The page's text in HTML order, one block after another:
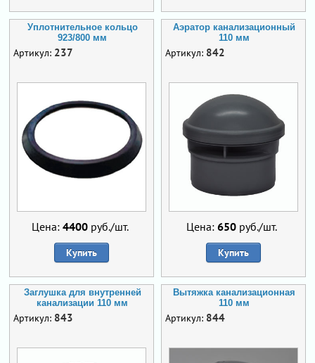
Уплотнительное кольцо
923/800 мм
Артикул: 237
Цена: 4400руб./шт.
Купить
Аэратор канализационный
110 мм
Артикул: 842
Цена: 650 руб./шт.
Купить
Заглушка для внутренней
канализации 110 мм
Артикул: 843
Вытяжка канализационная
110 мм
Артикул: 844